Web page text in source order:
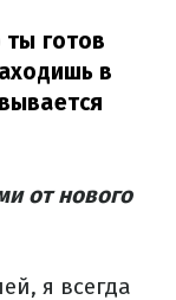
ты готов
в
от нового
я всегда